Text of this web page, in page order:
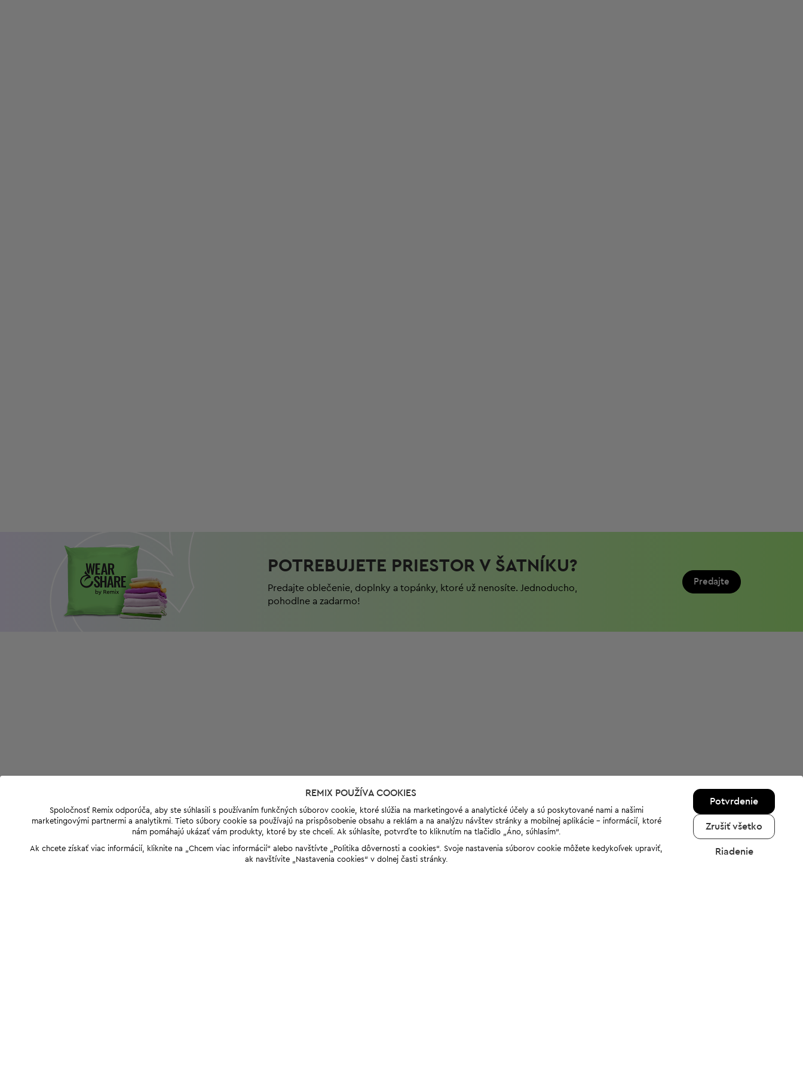
POTREBUJETE PRIESTOR V ŠATNÍKU?
Predajte oblečenie, doplnky a topánky, ktoré už nenosíte. Jednoduchо,
pohodlnе a zadarmo!
Predajte
REMIX POUŽÍVA COOKIES
Spoločnosť Remix odporúča, aby ste súhlasili s používaním funkčných súborov cookie, ktoré slúžia na marketingové a analytické účely a sú poskytované nami a našimi
marketingovými partnermi a analytikmi. Tieto súbory cookie sa používajú na prispôsobenie obsahu a reklám a na analýzu návštev stránky a mobilnej aplikácie - informácií, ktoré
nám pomáhajú ukázať vám produkty, ktoré by ste chceli. Ak súhlasíte, potvrďte to kliknutím na tlačidlo „Áno, súhlasím“.
Ak chcete získať viac informácií, kliknite na „Chcem viac informácií“ alebo navštívte „Politika dôvernosti a cookies“. Svoje nastavenia súborov cookie môžete kedykoľvek upraviť,
ak navštívite „Nastavenia cookies“ v dolnej časti stránky.
Potvrdenie
Zrušiť všetko
Riadenie